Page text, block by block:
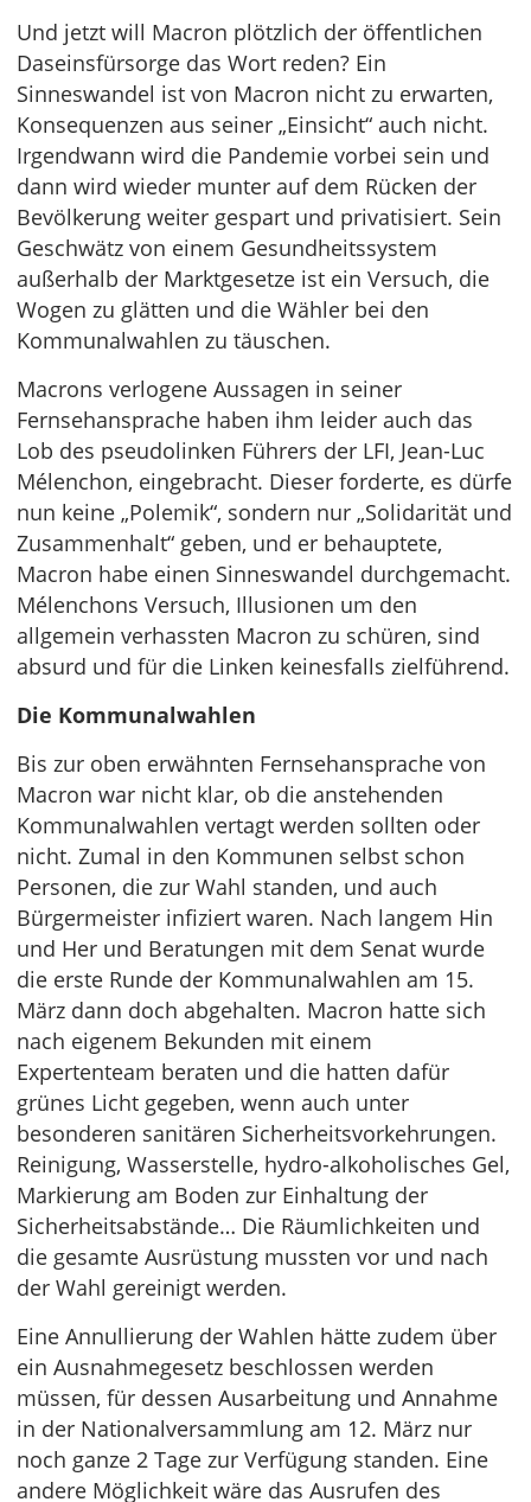
Und jetzt will Macron plötzlich der öffentlichen
Daseinsfürsorge das Wort reden? Ein
Sinneswandel ist von Macron nicht zu erwarten,
Konsequenzen aus seiner „Einsicht“ auch nicht.
Irgendwann wird die Pandemie vorbei sein und
dann wird wieder munter auf dem Rücken der
Bevölkerung weiter gespart und privatisiert. Sein
Geschwätz von einem Gesundheitssystem
außerhalb der Marktgesetze ist ein Versuch, die
Wogen zu glätten und die Wähler bei den
Kommunalwahlen zu täuschen.
Macrons verlogene Aussagen in seiner
Fernsehansprache haben ihm leider auch das
Lob des pseudolinken Führers der LFI, Jean-Luc
Mélenchon, eingebracht. Dieser forderte, es dürfe
nun keine „Polemik“, sondern nur „Solidarität und
Zusammenhalt“ geben, und er behauptete,
Macron habe einen Sinneswandel durchgemacht.
Mélenchons Versuch, Illusionen um den
allgemein verhassten Macron zu schüren, sind
absurd und für die Linken keinesfalls zielführend.
Die Kommunalwahlen
Bis zur oben erwähnten Fernsehansprache von
Macron war nicht klar, ob die anstehenden
Kommunalwahlen vertagt werden sollten oder
nicht. Zumal in den Kommunen selbst schon
Personen, die zur Wahl standen, und auch
Bürgermeister infiziert waren. Nach langem Hin
und Her und Beratungen mit dem Senat wurde
die erste Runde der Kommunalwahlen am 15.
März dann doch abgehalten. Macron hatte sich
nach eigenem Bekunden mit einem
Expertenteam beraten und die hatten dafür
grünes Licht gegeben, wenn auch unter
besonderen sanitären Sicherheitsvorkehrungen.
Reinigung, Wasserstelle, hydro-alkoholisches Gel,
Markierung am Boden zur Einhaltung der
Sicherheitsabstände… Die Räumlichkeiten und
die gesamte Ausrüstung mussten vor und nach
der Wahl gereinigt werden.
Eine Annullierung der Wahlen hätte zudem über
ein Ausnahmegesetz beschlossen werden
müssen, für dessen Ausarbeitung und Annahme
in der Nationalversammlung am 12. März nur
noch ganze 2 Tage zur Verfügung standen. Eine
andere Möglichkeit wäre das Ausrufen des